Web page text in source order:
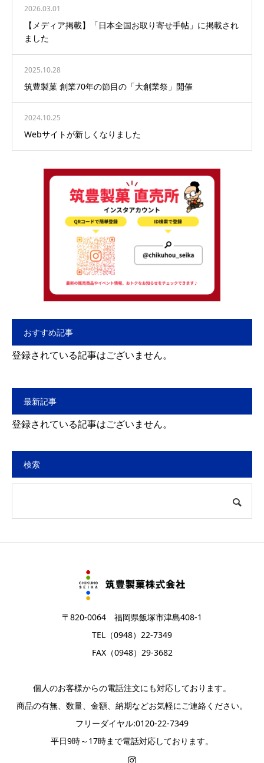
2026.03.01
【メディア掲載】「日本全国お取り寄せ手帖」に掲載され
ました
2025.10.28
筑豊製菓 創業70年の節目の「大創業祭」開催
2024.10.25
Webサイトが新しくなりました
おすすめ記事
登録されている記事はございません。
最新記事
登録されている記事はございません。
検索
〒820-0064 福岡県飯塚市津島408-1
TEL（0948）22-7349
FAX（0948）29-3682
個人のお客様からの電話注文にも対応しております。
商品の有無、数量、金額、納期などお気軽にご連絡ください。
フリーダイヤル:0120-22-7349
平日9時～17時まで電話対応しております。